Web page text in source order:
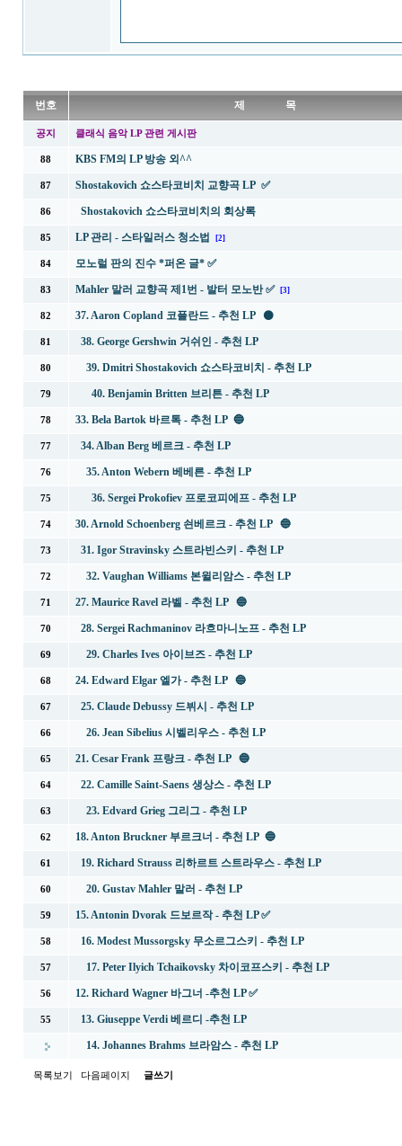
번호 제 목
공지 클래식 음악 LP 관련 게시판
88 KBS FM의 LP 방송 외^^
87 Shostakovich 쇼스타코비치 교향곡 LP ✅
86 Shostakovich 쇼스타코비치의 회상록
85 LP 관리 - 스타일러스 청소법 [2]
84 모노럴 판의 진수 *퍼온 글* ✅
83 Mahler 말러 교향곡 제1번 - 발터 모노반 ✅ [3]
82 37. Aaron Copland 코플란드 - 추천 LP ⚫
81 38. George Gershwin 거쉬인 - 추천 LP
80 39. Dmitri Shostakovich 쇼스타코비치 - 추천 LP
79 40. Benjamin Britten 브리튼 - 추천 LP
78 33. Bela Bartok 바르톡 - 추천 LP 🔵
77 34. Alban Berg 베르크 - 추천 LP
76 35. Anton Webern 베베른 - 추천 LP
75 36. Sergei Prokofiev 프로코피에프 - 추천 LP
74 30. Arnold Schoenberg 쇤베르크 - 추천 LP 🔵
73 31. Igor Stravinsky 스트라빈스키 - 추천 LP
72 32. Vaughan Williams 본윌리암스 - 추천 LP
71 27. Maurice Ravel 라벨 - 추천 LP 🔵
70 28. Sergei Rachmaninov 라흐마니노프 - 추천 LP
69 29. Charles Ives 아이브즈 - 추천 LP
68 24. Edward Elgar 엘가 - 추천 LP 🔵
67 25. Claude Debussy 드뷔시 - 추천 LP
66 26. Jean Sibelius 시벨리우스 - 추천 LP
65 21. Cesar Frank 프랑크 - 추천 LP 🔵
64 22. Camille Saint-Saens 생상스 - 추천 LP
63 23. Edvard Grieg 그리그 - 추천 LP
62 18. Anton Bruckner 부르크너 - 추천 LP 🔵
61 19. Richard Strauss 리하르트 스트라우스 - 추천 LP
60 20. Gustav Mahler 말러 - 추천 LP
59 15. Antonin Dvorak 드보르작 - 추천 LP ✅
58 16. Modest Mussorgsky 무소르그스키 - 추천 LP
57 17. Peter Ilyich Tchaikovsky 차이코프스키 - 추천 LP
56 12. Richard Wagner 바그너 -추천 LP ✅
55 13. Giuseppe Verdi 베르디 -추천 LP
14. Johannes Brahms 브라암스 - 추천 LP
목록보기 다음페이지 글쓰기